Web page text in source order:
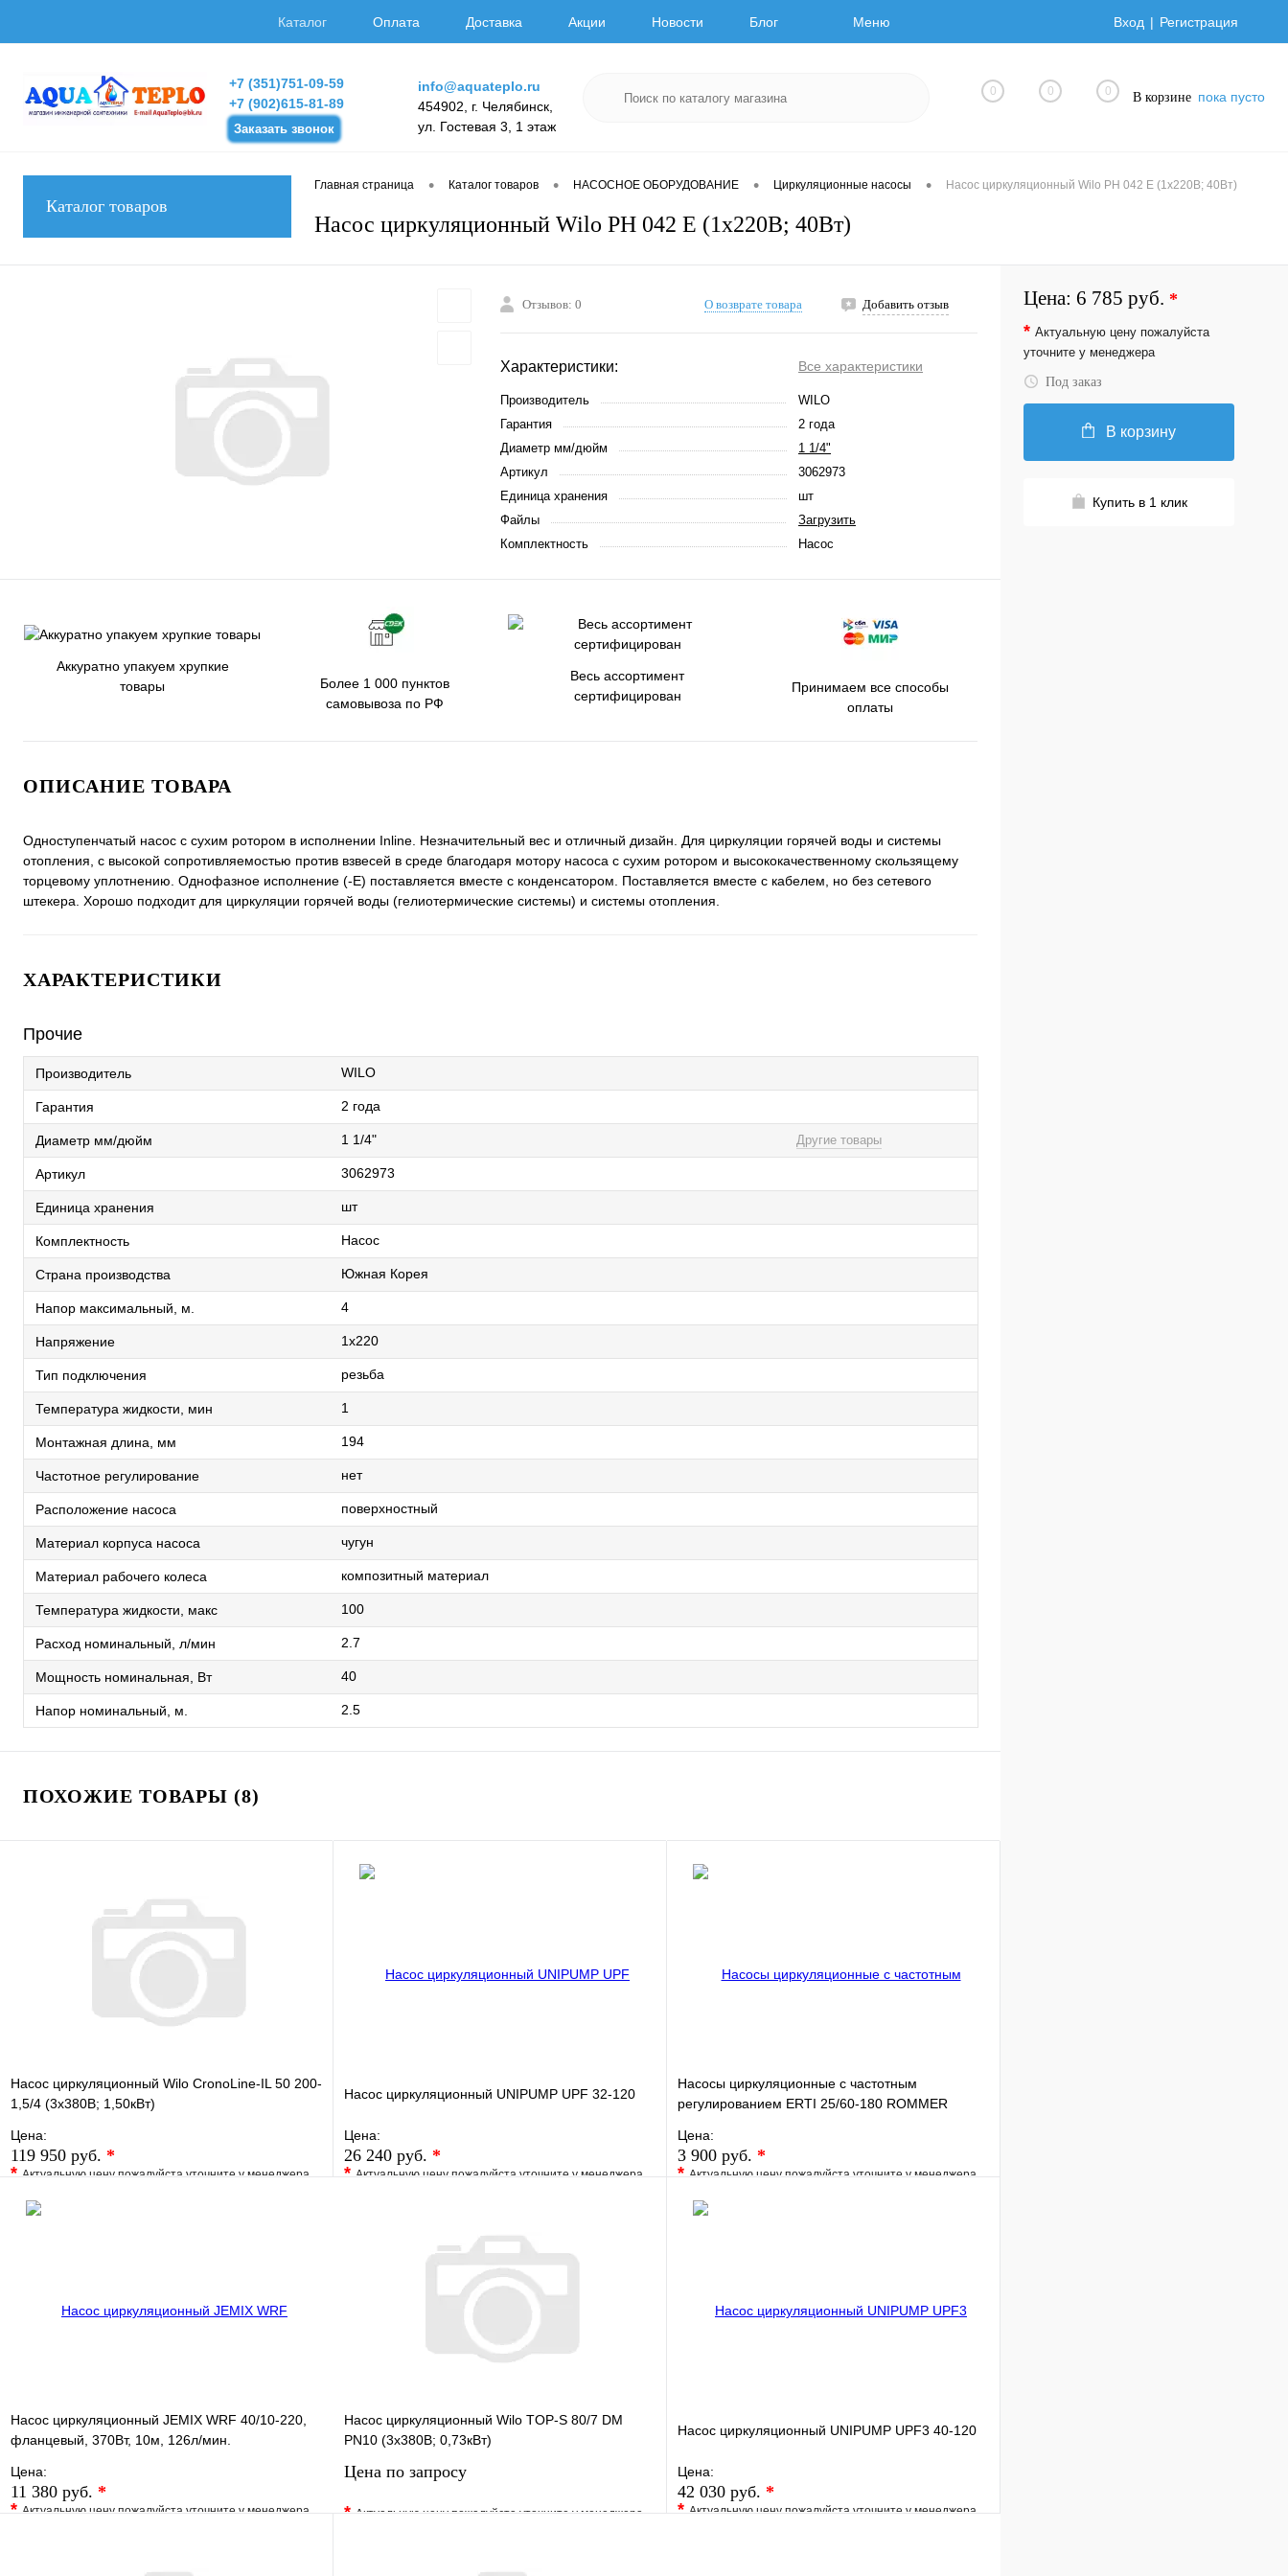
Каталог Оплата Доставка Акции Новости Блог Меню Вход Регистрация
+7 (351)751-09-59
+7 (902)615-81-89
Заказать звонок
info@aquateplo.ru
454902, г. Челябинск,
ул. Гостевая 3, 1 этаж
0 0 0 В корзине пока пусто
Каталог товаров
Главная страница • Каталог товаров • НАСОСНОЕ ОБОРУДОВАНИЕ • Циркуляционные насосы • Насос циркуляционный Wilo PH 042 E (1х220В; 40Вт)
Насос циркуляционный Wilo PH 042 E (1х220В; 40Вт)
Отзывов: 0 О возврате товара Добавить отзыв
Характеристики: Все характеристики
Производитель
WILO
Гарантия
2 года
Диаметр мм/дюйм
1 1/4"
Артикул
3062973
Единица хранения
шт
Файлы
Загрузить
Комплектность
Насос
Аккуратно упакуем хрупкие
товары
Более 1 000 пунктов
самовывоза по РФ
Весь ассортимент
сертифицирован
Принимаем все способы
оплаты
ОПИСАНИЕ ТОВАРА
Одноступенчатый насос с сухим ротором в исполнении Inline. Незначительный вес и отличный дизайн. Для циркуляции горячей воды и системы
отопления, с высокой сопротивляемостью против взвесей в среде благодаря мотору насоса с сухим ротором и высококачественному скользящему
торцевому уплотнению. Однофазное исполнение (-E) поставляется вместе с конденсатором. Поставляется вместе с кабелем, но без сетевого
штекера. Хорошо подходит для циркуляции горячей воды (гелиотермические системы) и системы отопления.
ХАРАКТЕРИСТИКИ
Прочие
Производитель WILO
Гарантия 2 года
Диаметр мм/дюйм 1 1/4" Другие товары
Артикул 3062973
Единица хранения шт
Комплектность Насос
Страна производства Южная Корея
Напор максимальный, м. 4
Напряжение 1х220
Тип подключения резьба
Температура жидкости, мин 1
Монтажная длина, мм 194
Частотное регулирование нет
Расположение насоса поверхностный
Материал корпуса насоса чугун
Материал рабочего колеса композитный материал
Температура жидкости, макс 100
Расход номинальный, л/мин 2.7
Мощность номинальная, Вт 40
Напор номинальный, м. 2.5
ПОХОЖИЕ ТОВАРЫ (8)
Насос циркуляционный Wilo CronoLine-IL 50 200-
1,5/4 (3х380В; 1,50кВт)
Цена:
119 950 руб. *
*Актуальную цену пожалуйста уточните у менеджера
В избранное
Насос циркуляционный UNIPUMP UPF 32-120
Цена:
26 240 руб. *
*Актуальную цену пожалуйста уточните у менеджера
В корзину
Насосы циркуляционные с частотным
регулированием ERTI 25/60-180 ROMMER
Цена:
3 900 руб. *
*Актуальную цену пожалуйста уточните у менеджера
В избранное
Насос циркуляционный JEMIX WRF 40/10-220,
фланцевый, 370Вт, 10м, 126л/мин.
Цена:
11 380 руб. *
*Актуальную цену пожалуйста уточните у менеджера
Насос циркуляционный Wilo TOP-S 80/7 DM
PN10 (3х380В; 0,73кВт)
Цена по запросу
*Актуальную цену пожалуйста уточните у менеджера
Насос циркуляционный UNIPUMP UPF3 40-120
Цена:
42 030 руб. *
*Актуальную цену пожалуйста уточните у менеджера
Цена: 6 785 руб. *
* Актуальную цену пожалуйста
уточните у менеджера
Под заказ
В корзину
Купить в 1 клик